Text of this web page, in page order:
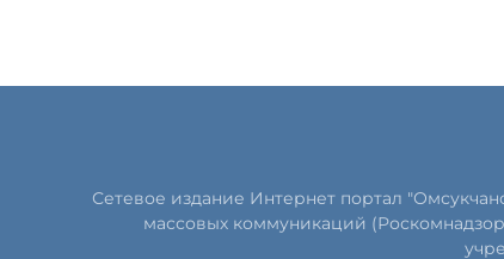
Сетевое издание Интернет портал
массовых коммуникаций